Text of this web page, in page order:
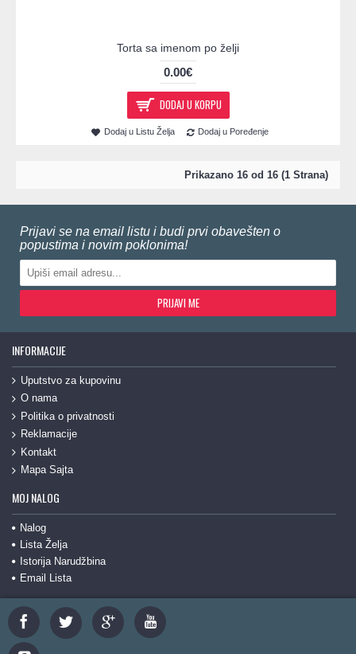
Torta sa imenom po želji
0.00€
DODAJ U KORPU
Dodaj u Listu Želja Dodaj u Poređenje
Prikazano 16 od 16 (1 Strana)
Prijavi se na email listu i budi prvi obavešten o
popustima i novim poklonima!
PRIJAVI ME
INFORMACIJE
Uputstvo za kupovinu
O nama
Politika o privatnosti
Reklamacije
Kontakt
Mapa Sajta
MOJ NALOG
Nalog
Lista Želja
Istorija Narudžbina
Email Lista